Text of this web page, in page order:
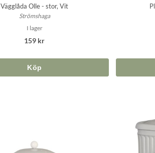
Vägglåda Olle - stor, Vit
Strömshaga
I lager
159 kr
Köp